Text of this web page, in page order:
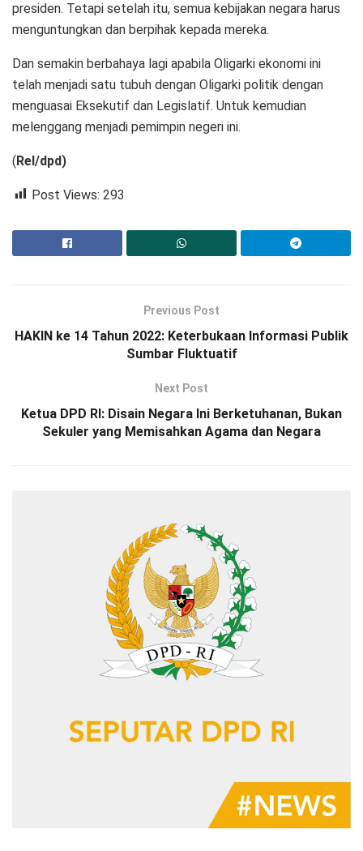
presiden. Tetapi setelah itu, semua kebijakan negara harus
menguntungkan dan berpihak kepada mereka.
Dan semakin berbahaya lagi apabila Oligarki ekonomi ini
telah menjadi satu tubuh dengan Oligarki politik dengan
menguasai Eksekutif dan Legislatif. Untuk kemudian
melenggang menjadi pemimpin negeri ini.
(Rel/dpd)
Post Views: 293
Previous Post
HAKIN ke 14 Tahun 2022: Keterbukaan Informasi Publik
Sumbar Fluktuatif
Next Post
Ketua DPD RI: Disain Negara Ini Berketuhanan, Bukan
Sekuler yang Memisahkan Agama dan Negara